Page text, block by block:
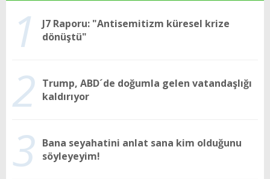
1
J7 Raporu: "Antisemitizm küresel krize
dönüştü"
2 Trump, ABD´de doğumla gelen vatandaşlığı
kaldırıyor
3 Bana seyahatini anlat sana kim olduğunu
söyleyeyim!